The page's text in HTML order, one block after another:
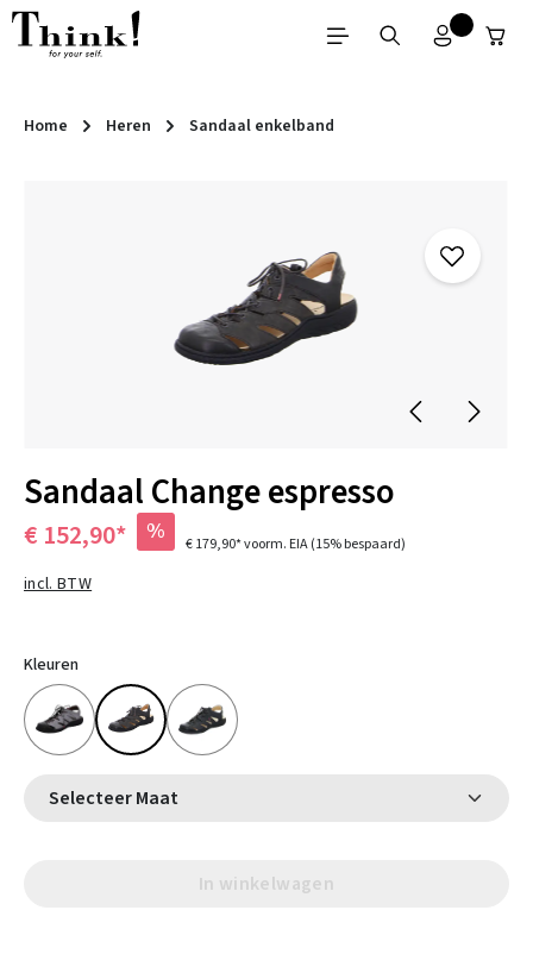
Ga naar de hoofdinhoud
Home Heren Sandaal enkelband
Sandaal Change espresso
€ 152,90* % € 179,90*voorm. EIA(15% bespaard)
incl. BTW
Kleuren
Selecteer Maat
In winkelwagen